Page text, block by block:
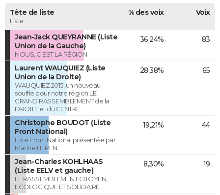
Tête de liste
Liste
% des voix Voix
Jean-Jack QUEYRANNE (Liste
Union de la Gauche)
NOUS, C'EST LA RÉGION
36,24% 83
Laurent WAUQUIEZ (Liste
Union de la Droite)
WAUQUIEZ 2015, un nouveau
souffle pour notre région LE
GRAND RASSEMBLEMENT de la
DROITE et du CENTRE
28,38% 65
Christophe BOUDOT (Liste
Front National)
Liste Front National présentée par
Marine LE PEN
19,21% 44
Jean-Charles KOHLHAAS
(Liste EELV et gauche)
LE RASSEMBLEMENT CITOYEN,
ECOLOGIQUE ET SOLIDAIRE
8,30% 19